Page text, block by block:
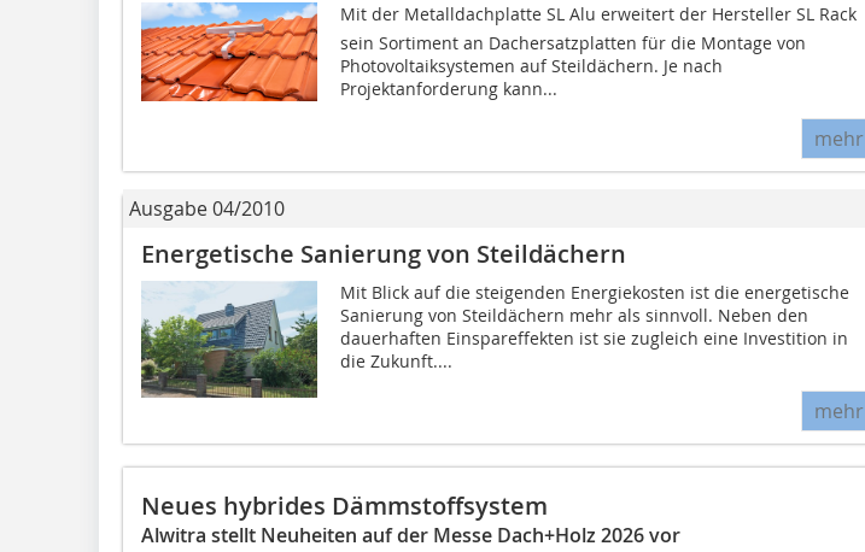
Mit der Metalldachplatte SL Alu erweitert der Hersteller SL Rack
sein Sortiment an Dachersatzplatten für die Montage von
Photovoltaiksystemen auf Steildächern. Je nach
Projektanforderung kann...
mehr
Ausgabe 04/2010
Energetische Sanierung von Steildächern
Mit Blick auf die steigenden Energiekosten ist die energetische
Sanierung von Steildächern mehr als sinnvoll. Neben den
dauerhaften Einspareffekten ist sie zugleich eine Investition in
die Zukunft....
mehr
Neues hybrides Dämmstoffsystem
Alwitra stellt Neuheiten auf der Messe Dach+Holz 2026 vor